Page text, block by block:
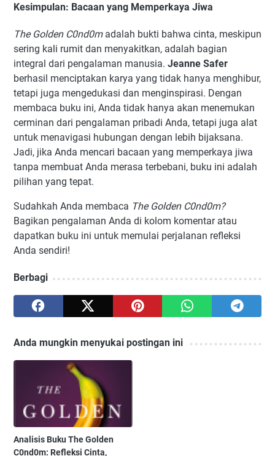
Kesimpulan: Bacaan yang Memperkaya Jiwa
The Golden C0nd0madalah bukti bahwa cinta, meskipun
sering kali rumit dan menyakitkan, adalah bagian
integral dari pengalaman manusia. Jeanne Safer
berhasil menciptakan karya yang tidak hanya menghibur,
tetapi juga mengedukasi dan menginspirasi. Dengan
membaca buku ini, Anda tidak hanya akan menemukan
cerminan dari pengalaman pribadi Anda, tetapi juga alat
untuk menavigasi hubungan dengan lebih bijaksana.
Jadi, jika Anda mencari bacaan yang memperkaya jiwa
tanpa membuat Anda merasa terbebani, buku ini adalah
pilihan yang tepat.
Sudahkah Anda membaca The Golden C0nd0m?
Bagikan pengalaman Anda di kolom komentar atau
dapatkan buku ini untuk memulai perjalanan refleksi
Anda sendiri!
Berbagi
Anda mungkin menyukai postingan ini
Analisis Buku The Golden
C0nd0m: Refleksi Cinta,